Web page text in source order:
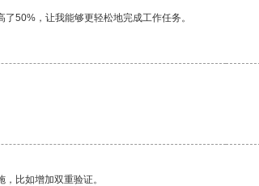
50%，让我能够更轻松地完成工作任务。
比如增加双重验证。